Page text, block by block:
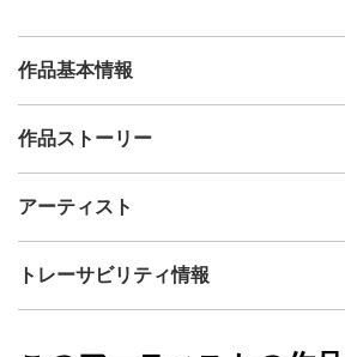
作品基本情報
出品者
制作年
アクリル
作品ストーリー
を描こうと思っています。
そんな絵を描きたいです。
アーティスト
小林功二
フォローする
トレーサビリティ情報